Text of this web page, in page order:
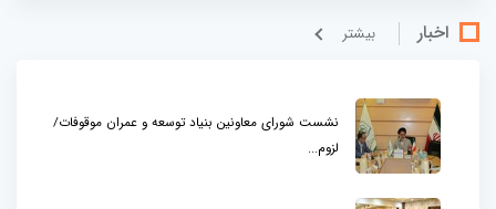
اخبار بيشتر
نشست شورای معاونین بنیاد توسعه و عمران موقوفات/
لزوم...